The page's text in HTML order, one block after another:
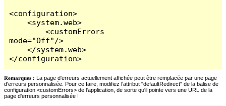
<configuration>
    <system.web>
        <customErrors
mode="Off"/>
    </system.web>
</configuration>
Remarques : La page d'erreurs actuellement affichée peut être remplacée par une page
d'erreurs personnalisée. Pour ce faire, modifiez l'attribut "defaultRedirect" de la balise de
configuration <customErrors> de l'application, de sorte qu'il pointe vers une URL de la
page d'erreurs personnalisée !